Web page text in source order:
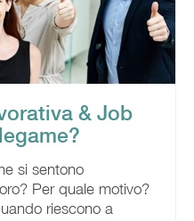
& Job
si sentono
Per quale motivo?
riescono a